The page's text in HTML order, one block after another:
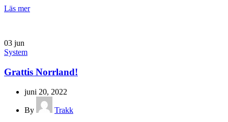
Läs mer
03 jun
System
Grattis Norrland!
juni 20, 2022
By
Trakk